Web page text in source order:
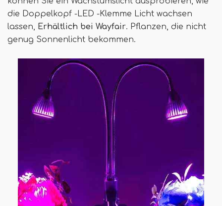
die Doppelkopf -LED -Klemme Licht wachsen
lassen, Erhältlich bei Wayfair. Pflanzen, die nicht
genug Sonnenlicht bekommen.